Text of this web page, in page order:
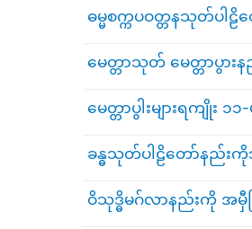
ဓမ္မစက္ကပဝတ္တနသုတ်ပါဠိ
မေတ္တာသုတ် မေတ္တာပွားန
မေတ္တာပွါးများရကျိုး ၁၁
ခန္ဓသုတ်ပါဠိတော်နည်းကိုအ
ဝိသုဒ္ဓိမဂ်လာနည်းကို အမှီပ